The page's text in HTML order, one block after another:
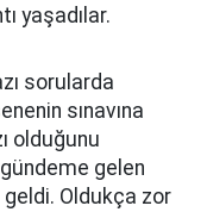
yaşadılar.
sorularda
sınavına
olduğunu
gündeme gelen
geldi. Oldukça zor